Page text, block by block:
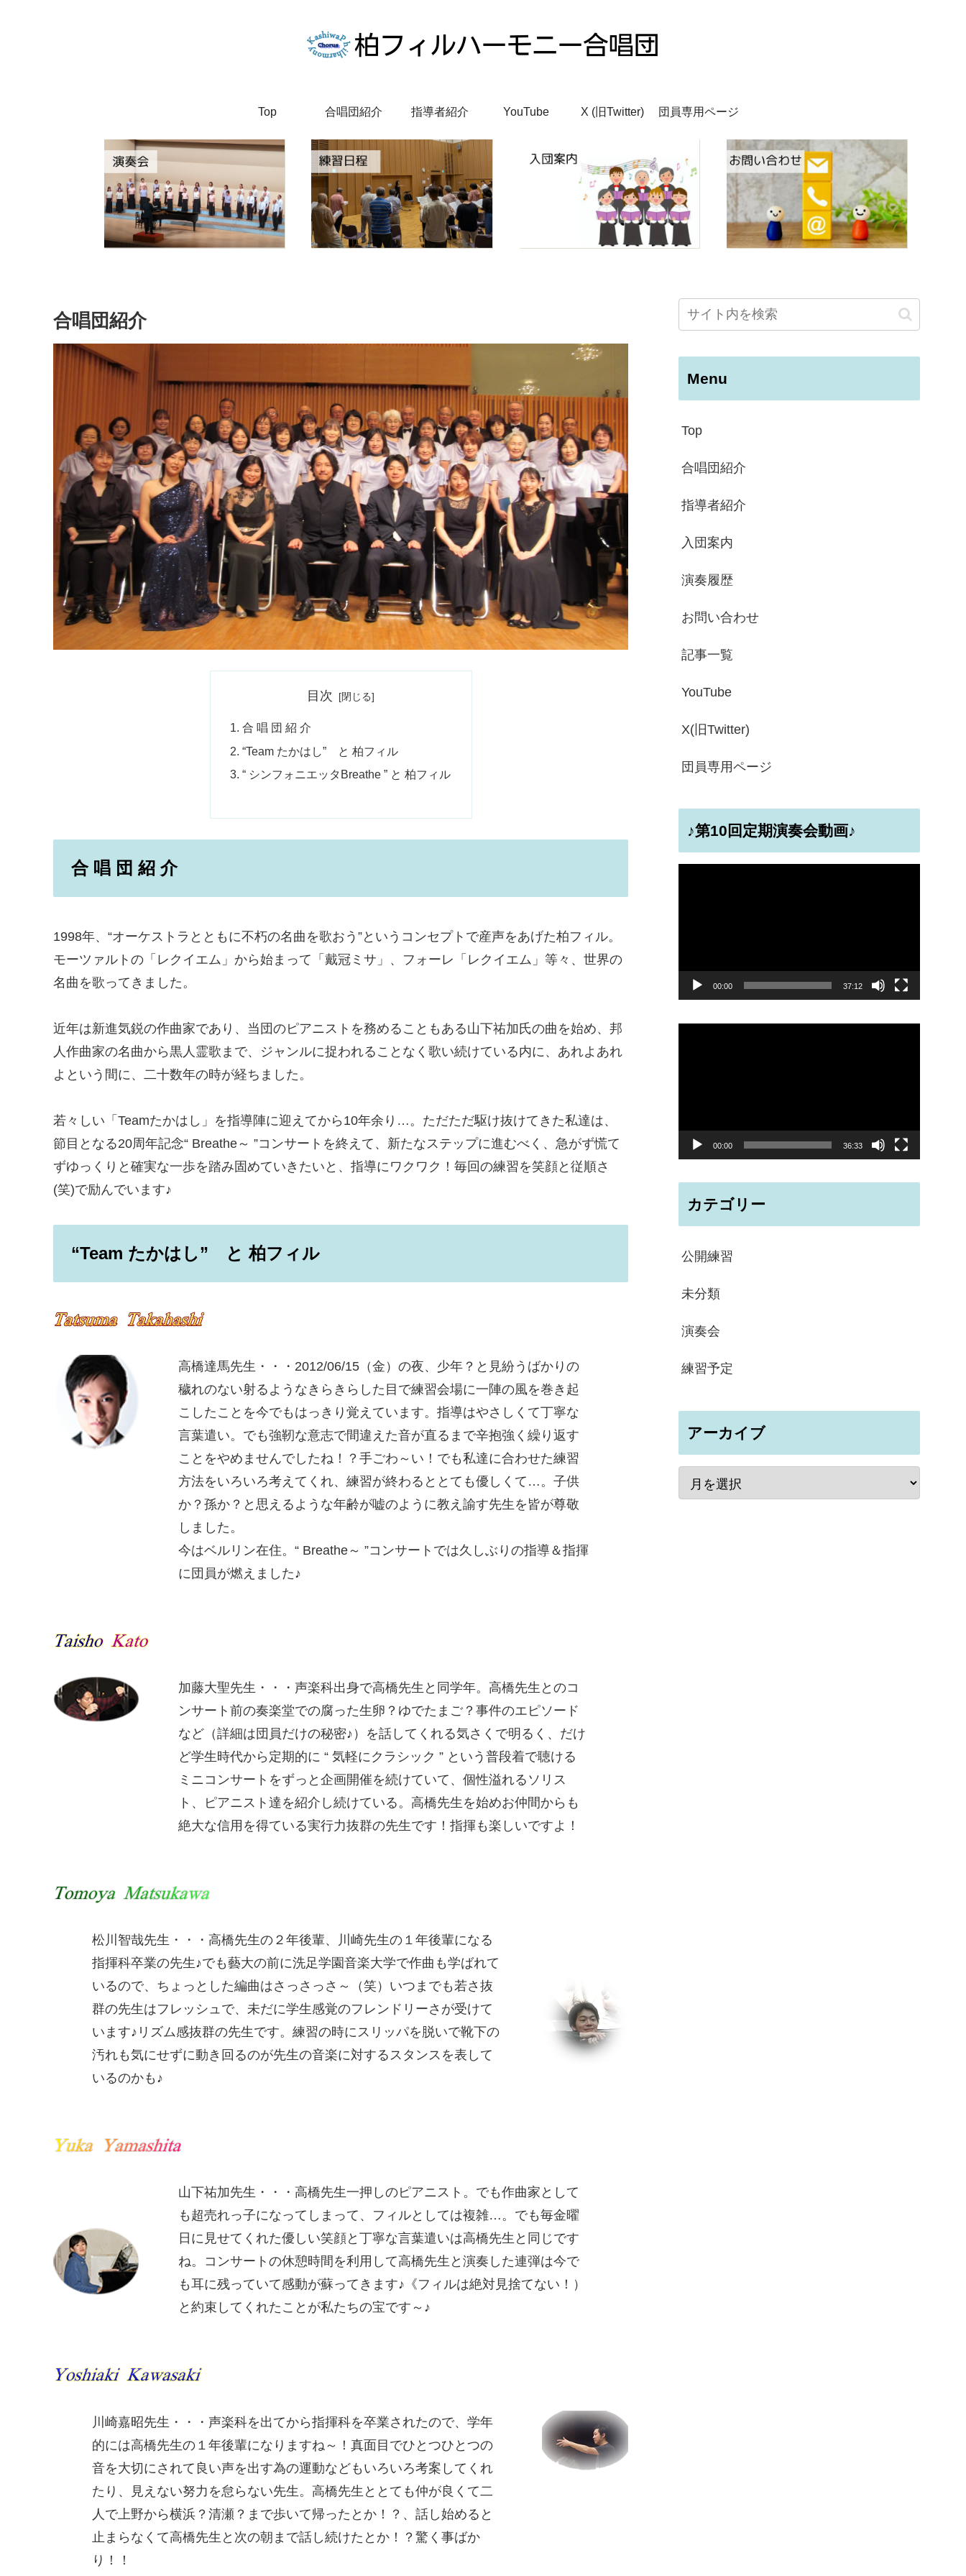
Top 合唱団紹介 指導者紹介 YouTube X (旧Twitter) 団員専用ページ
合唱団紹介
目次
合 唱 団 紹 介
“Team たかはし” と 柏フィル
“ シンフォニエッタBreathe ” と 柏フィル
合 唱 団 紹 介
1998年、“オーケストラとともに不朽の名曲を歌おう”というコンセプトで産声をあげた柏フィル。
モーツァルトの「レクイエム」から始まって「戴冠ミサ」、フォーレ「レクイエム」等々、世界の
名曲を歌ってきました。
近年は新進気鋭の作曲家であり、当団のピアニストを務めることもある山下祐加氏の曲を始め、邦
人作曲家の名曲から黒人霊歌まで、ジャンルに捉われることなく歌い続けている内に、あれよあれ
よという間に、二十数年の時が経ちました。
若々しい「Teamたかはし」を指導陣に迎えてから10年余り…。ただただ駆け抜けてきた私達は、
節目となる20周年記念“ Breathe～ ”コンサートを終えて、新たなステップに進むべく、急がず慌て
ずゆっくりと確実な一歩を踏み固めていきたいと、指導にワクワク！毎回の練習を笑顔と従順さ
(笑)で励んでいます♪
“Team たかはし” と 柏フィル
高橋達馬先生・・・2012/06/15（金）の夜、少年？と見紛うばかりの
穢れのない射るようなきらきらした目で練習会場に一陣の風を巻き起
こしたことを今でもはっきり覚えています。指導はやさしくて丁寧な
言葉遣い。でも強靭な意志で間違えた音が直るまで辛抱強く繰り返す
ことをやめませんでしたね！？手ごわ～い！でも私達に合わせた練習
方法をいろいろ考えてくれ、練習が終わるととても優しくて…。子供
か？孫か？と思えるような年齢が嘘のように教え諭す先生を皆が尊敬
しました。
今はベルリン在住。“ Breathe～ ”コンサートでは久しぶりの指導＆指揮
に団員が燃えました♪
加藤大聖先生・・・声楽科出身で高橋先生と同学年。高橋先生とのコ
ンサート前の奏楽堂での腐った生卵？ゆでたまご？事件のエピソード
など（詳細は団員だけの秘密♪）を話してくれる気さくで明るく、だけ
ど学生時代から定期的に “ 気軽にクラシック ” という普段着で聴ける
ミニコンサートをずっと企画開催を続けていて、個性溢れるソリス
ト、ピアニスト達を紹介し続けている。高橋先生を始めお仲間からも
絶大な信用を得ている実行力抜群の先生です！指揮も楽しいですよ！
松川智哉先生・・・高橋先生の２年後輩、川崎先生の１年後輩になる
指揮科卒業の先生♪でも藝大の前に洗足学園音楽大学で作曲も学ばれて
いるので、ちょっとした編曲はさっさっさ～（笑）いつまでも若さ抜
群の先生はフレッシュで、未だに学生感覚のフレンドリーさが受けて
います♪リズム感抜群の先生です。練習の時にスリッパを脱いで靴下の
汚れも気にせずに動き回るのが先生の音楽に対するスタンスを表して
いるのかも♪
山下祐加先生・・・高橋先生一押しのピアニスト。でも作曲家として
も超売れっ子になってしまって、フィルとしては複雑…。でも毎金曜
日に見せてくれた優しい笑顔と丁寧な言葉遣いは高橋先生と同じです
ね。コンサートの休憩時間を利用して高橋先生と演奏した連弾は今で
も耳に残っていて感動が蘇ってきます♪《フィルは絶対見捨てない！）
と約束してくれたことが私たちの宝です～♪
川崎嘉昭先生・・・声楽科を出てから指揮科を卒業されたので、学年
的には高橋先生の１年後輩になりますね～！真面目でひとつひとつの
音を大切にされて良い声を出す為の運動などもいろいろ考案してくれ
たり、見えない努力を怠らない先生。高橋先生ととても仲が良くて二
人で上野から横浜？清瀬？まで歩いて帰ったとか！？、話し始めると
止まらなくて高橋先生と次の朝まで話し続けたとか！？驚く事ばか
り！！
Menu
Top
合唱団紹介
指導者紹介
入団案内
演奏履歴
お問い合わせ
記事一覧
YouTube
X(旧Twitter)
団員専用ページ
♪第10回定期演奏会動画♪
00:00 37:12
00:00 36:33
カテゴリー
公開練習
未分類
演奏会
練習予定
アーカイブ